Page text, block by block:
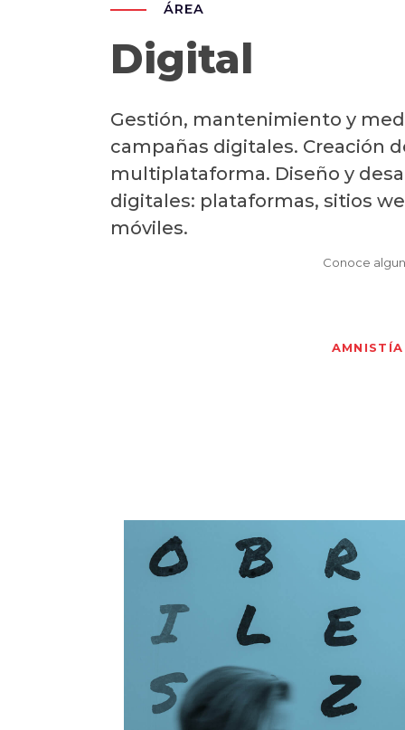
ÁREA
Digital
Gestión, mantenimiento y
campañas digitales. Creación
multiplataforma. Diseño y
digitales: plataformas, sitios
móviles.
Conoce